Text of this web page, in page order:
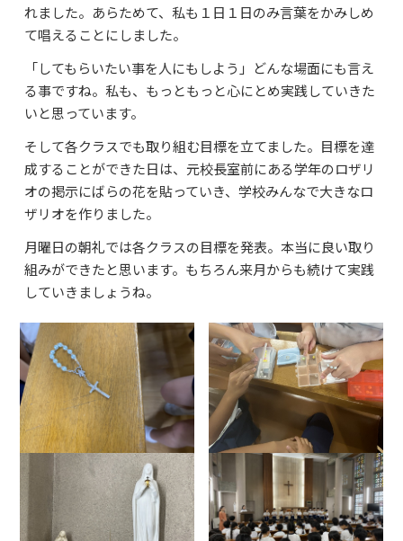
れました。あらためて、私も１日１日のみ言葉をかみしめ
て唱えることにしました。
「してもらいたい事を人にもしよう」どんな場面にも言え
る事ですね。私も、もっともっと心にとめ実践していきた
いと思っています。
そして各クラスでも取り組む目標を立てました。目標を達
成することができた日は、元校長室前にある学年のロザリ
オの掲示にばらの花を貼っていき、学校みんなで大きなロ
ザリオを作りました。
月曜日の朝礼では各クラスの目標を発表。本当に良い取り
組みができたと思います。もちろん来月からも続けて実践
していきましょうね。